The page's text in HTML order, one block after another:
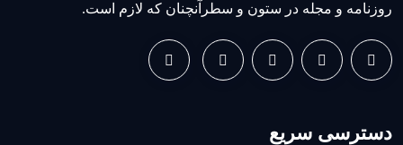
روزنامه و مجله در ستون و سطرآنچنان که لازم است.
دسترسی سریع